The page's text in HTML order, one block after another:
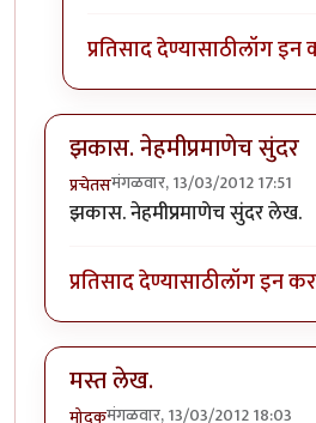
प्रतिसाद देण्यासाठीलॉग इन
झकास. नेहमीप्रमाणेच सुंदर
प्रचेतसमंगळवार, 13/03/2012 17:51
झकास. नेहमीप्रमाणेच सुंदर लेख.
प्रतिसाद देण्यासाठीलॉग इन
मस्त लेख.
मोदकमंगळवार, 13/03/2012 18:03